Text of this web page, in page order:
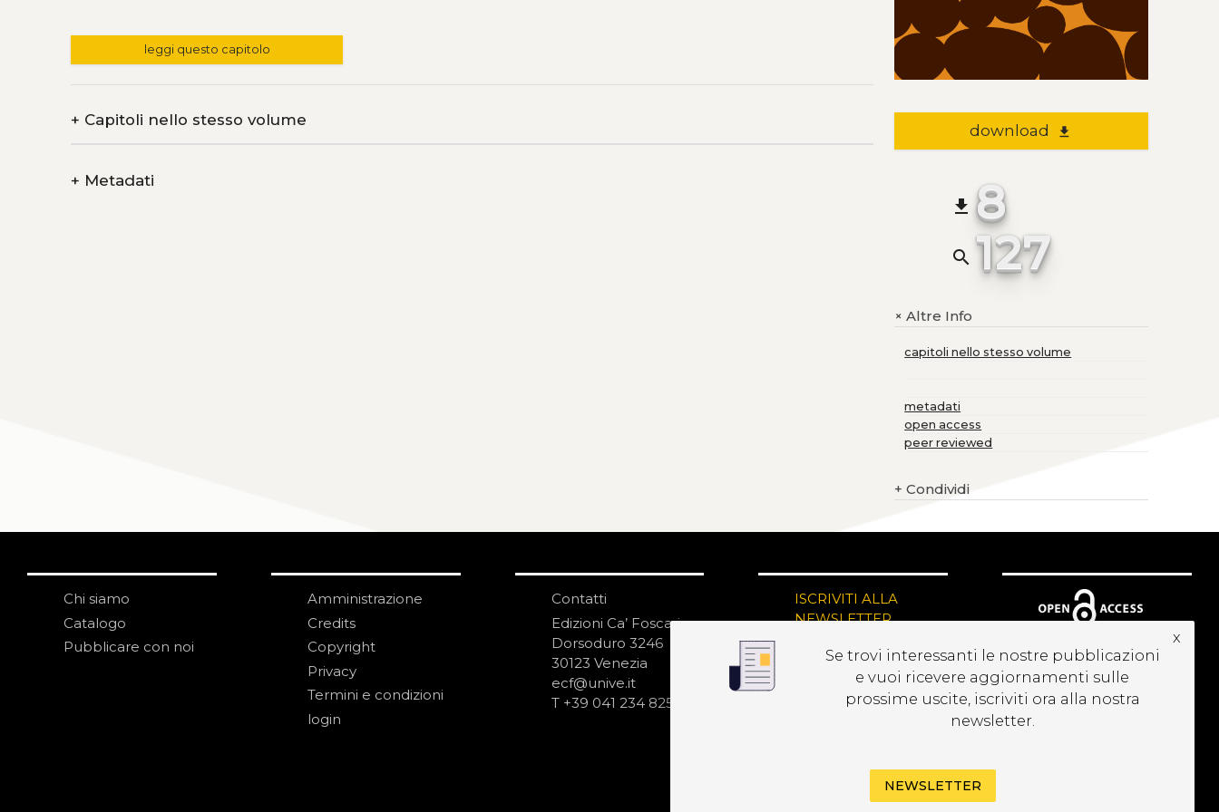
leggi questo capitolo
+ Capitoli nello stesso volume
+ Metadati
download file_download
file_download 8
search 127
+Altre Info
capitoli nello stesso volume
metadati
open access
peer reviewed
+ Condividi
Chi siamo
Catalogo
Pubblicare con noi
Amministrazione
Credits
Copyright
Privacy
Termini e condizioni
login
Contatti
Edizioni Ca’ Foscari
Dorsoduro 3246
30123 Venezia
ecf@unive.it
T +39 041 234 8250
ISCRIVITI ALLA
NEWSLETTER
Se trovi interessanti le nostre pubblicazioni
e vuoi ricevere aggiornamenti sulle
prossime uscite, iscriviti ora alla nostra
newsletter.
x
NEWSLETTER